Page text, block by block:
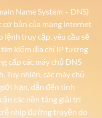
Name System – DNS)
bản của mạng internet
truy cập, yêu cầu sẽ
kiếm địa chỉ IP tương
cấp các máy chủ DNS
Tuy nhiên, các máy chủ
hạn, dẫn đến tình
các nền tảng giải trí
nhịp đường truyền do